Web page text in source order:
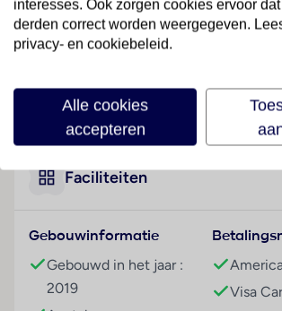
behulpzaam. Het hotel beschikt over
gemakken voor een comfortabel en
businesscenter. Er zijn winkels die tot
flaneren uitnodigen.
Kamers
In de kamers zijn airconditioning en
voorhanden. De kamers beschikken
kluis en een bureau beschikbaar. Ook
koelkast behoort tot de
het comfortabele serviceaanbod met
een flatscreen-tv en Wi-Fi (kosteloos)
Faciliteiten
Gebouwinformatie
Gebouwd in het jaar :
2019
Visa
interesses. Ook zorgen cookies ervoor
derden correct worden weergegeven.
privacy- en cookiebeleid.
Alle cookies
accepteren